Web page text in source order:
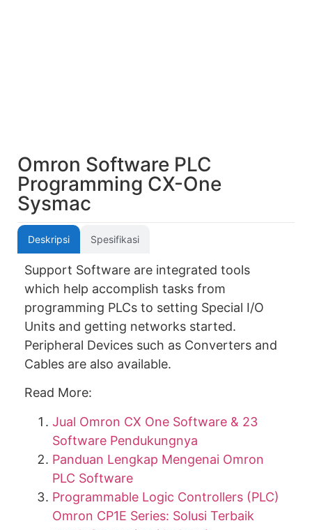
Omron Software PLC
Programming CX-One
Sysmac
Deskripsi Spesifikasi
Support Software are integrated tools
which help accomplish tasks from
programming PLCs to setting Special I/O
Units and getting networks started.
Peripheral Devices such as Converters and
Cables are also available.
Read More:
Jual Omron CX One Software & 23
Software Pendukungnya
Panduan Lengkap Mengenai Omron
PLC Software
Programmable Logic Controllers (PLC)
Omron CP1E Series: Solusi Terbaik